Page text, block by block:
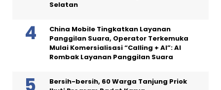
Selatan
China Mobile Tingkatkan Layanan
Panggilan Suara, Operator Terkemuka
Mulai Komersialisasi “Calling + AI”: AI
Rombak Layanan Panggilan Suara
Bersih-bersih, 60 Warga Tanjung Priok